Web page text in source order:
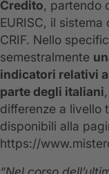
Credito, partendo
EURISC, il
CRIF. Nello
semestralmente
indicatori relativi
parte degli italiani
differenze a livello
disponibili alla
https://